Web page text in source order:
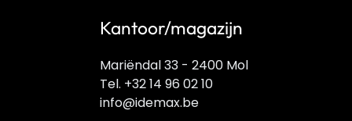
Kantoor/magazijn
Mariëndal 33 - 2400 Mol
Tel. +32 14 96 02 10
info@idemax.be